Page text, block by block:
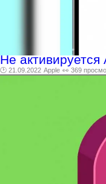
Не
🕑 21.09.2022 Apple 👀 369